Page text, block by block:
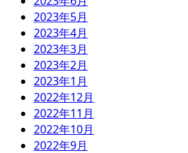
2023年5月
2023年4月
2023年3月
2023年2月
2023年1月
2022年12月
2022年11月
2022年10月
2022年9月